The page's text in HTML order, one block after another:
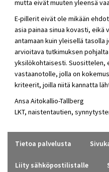
mutta eivät muuten yleensä
E-pillerit eivät ole mikään
asia painaa sinua kovasti,
antamaan kuin yleisellä tasolla
arvioitava tutkimuksen
yksilökohtaisesti. Suosittelen,
vastaanotolle, jolla on
kriteerit, joilla niitä kannatta
Ansa Aitokallio-Tallberg
LKT, naistentautien,
Tietoa palvelusta
Liity sähköpostilistalle